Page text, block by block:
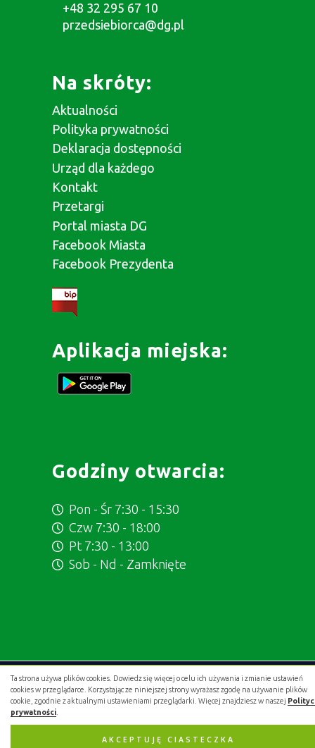
Ta strona używa plików cookies. Dowiedz się więcej o celu ich używania i zmianie ustawień
cookies w przeglądarce. Korzystając ze niniejszej strony wyrażasz zgodę na używanie plików
cookie, zgodnie z aktualnymi ustawieniami przeglądarki. Więcej znajdziesz w naszej
prywatności
AKCEPTUJĘ CIASTECZKA
+48 32 295 67 10
przedsiebiorca@dg.pl
Na skróty:
Aktualności
Polityka prywatności
Deklaracja dostępności
Urząd dla każdego
Kontakt
Przetargi
Portal miasta DG
Facebook Miasta
Facebook Prezydenta
Aplikacja miejska:
Godziny otwarcia:
Pon - Śr 7:30 - 15:30
Czw 7:30 - 18:00
Pt 7:30 - 13:00
Sob - Nd - Zamknięte
Projekt i wykonanie:.gold studio digital